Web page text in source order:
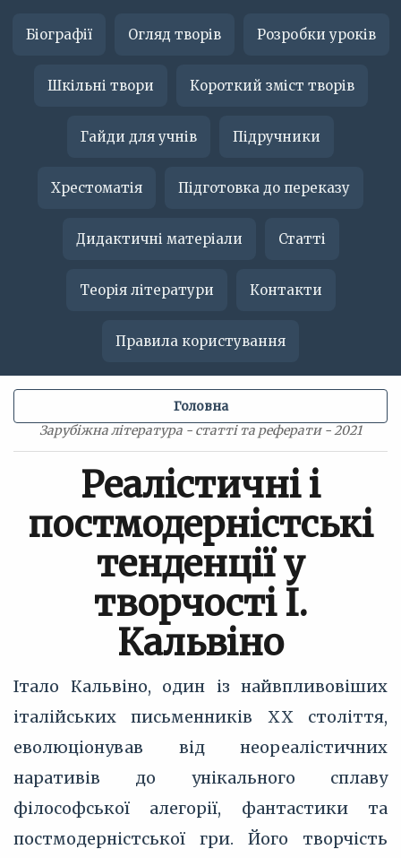
Біографії Огляд творів Розробки уроків
Шкільні твори Короткий зміст творів
Гайди для учнів Підручники
Хрестоматія Підготовка до переказу
Дидактичні матеріали Статті
Теорія літератури Контакти
Правила користування
Зарубіжна література - статті та реферати - 2021
Головна
Реалістичні і
постмодерністські
тенденції у
творчості І.
Кальвіно
Італо Кальвіно, один із найвпливовіших
італійських письменників XX століття,
еволюціонував від неореалістичних
наративів до унікального сплаву
філософської алегорії, фантастики та
постмодерністської гри. Його творчість